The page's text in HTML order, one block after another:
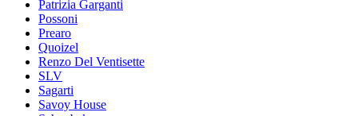
Patrizia Garganti
Possoni
Prearo
Quoizel
Renzo Del Ventisette
SLV
Sagarti
Savoy House